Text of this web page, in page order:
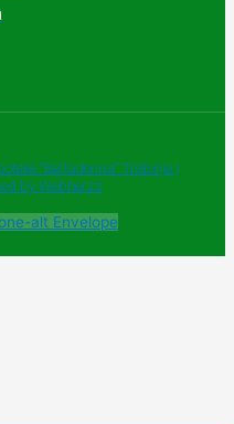
"Belladonna" Trebinje |
by Webherzz
alt Envelope